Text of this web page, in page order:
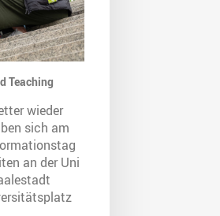
Teaching
wieder
sich am
an der Uni